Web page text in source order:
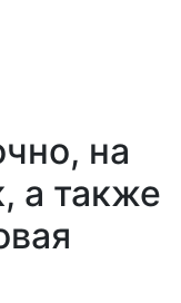
на
а также